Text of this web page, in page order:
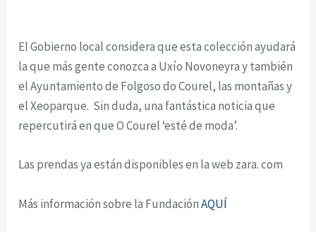
El Gobierno local considera que esta colección ayudará
la que más gente conozca a Uxío Novoneyra y también
el Ayuntamiento de Folgoso do Courel, las montañas y
el Xeoparque. Sin duda, una fantástica noticia que
repercutirá en que O Courel ‘esté de moda’.
Las prendas ya están disponibles en la web zara. com
Más información sobre la FundaciónAQUÍ